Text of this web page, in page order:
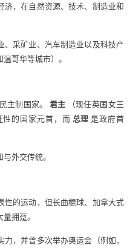
，在自然资源、技术、制造业和
采矿业、汽车制造业以及科技产
哥华等城市）。
主制国家。君主
（现任英国女王
性的国家元首，而总理 是政府首
外交传统。
性的运动，但长曲棍球、加拿大式
拥趸。
，并曾多次举办奥运会（例如，